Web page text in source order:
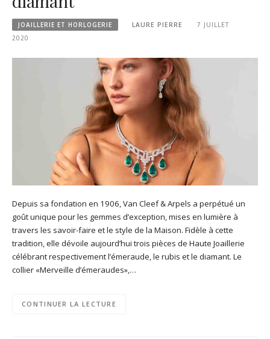
JOAILLERIE ET HORLOGERIE LAURE PIERRE
7 JUILLET
2020
Depuis sa fondation en 1906, Van Cleef & Arpels a perpétué un
goût unique pour les gemmes d’exception, mises en lumière à
travers les savoir-faire et le style de la Maison. Fidèle à cette
tradition, elle dévoile aujourd’hui trois pièces de Haute Joaillerie
célébrant respectivement l’émeraude, le rubis et le diamant. Le
collier «Merveille d’émeraudes»,…
CONTINUER LA LECTURE